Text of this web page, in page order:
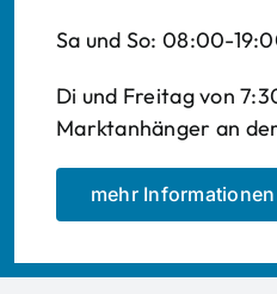
Sa und So: 08:00-
Di und Freitag von
Marktanhänger an
mehr Informationen